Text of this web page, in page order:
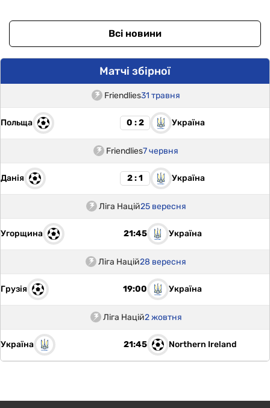
Всі новини
Матчі збірної
Friendlies31 травня
Польща 0 : 2 Україна
Friendlies7 червня
Данія 2 : 1 Україна
Ліга Націй25 вересня
Угорщина 21:45 Україна
Ліга Націй28 вересня
Грузія 19:00 Україна
Ліга Націй2 жовтня
Україна 21:45 Northern Ireland